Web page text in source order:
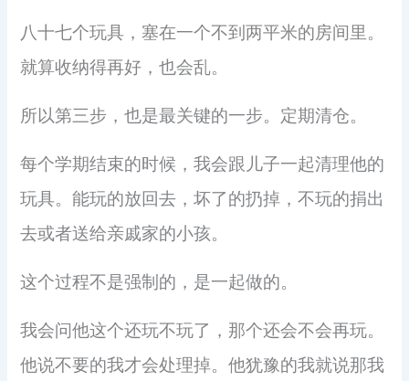
八十七个玩具，塞在一个不到两平米的房间里。
就算收纳得再好，也会乱。
所以第三步，也是最关键的一步。定期清仓。
每个学期结束的时候，我会跟儿子一起清理他的
玩具。能玩的放回去，坏了的扔掉，不玩的捐出
去或者送给亲戚家的小孩。
这个过程不是强制的，是一起做的。
我会问他这个还玩不玩了，那个还会不会再玩。
他说不要的我才会处理掉。他犹豫的我就说那我